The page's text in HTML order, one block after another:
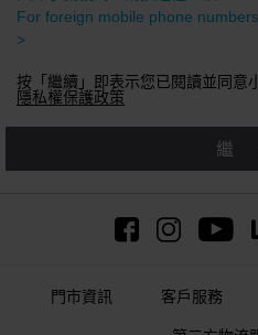
For foreign mobile phone
>
按「繼續」即表示您已閱讀並同意
隱私權保護政策
客戶服務
門市資訊